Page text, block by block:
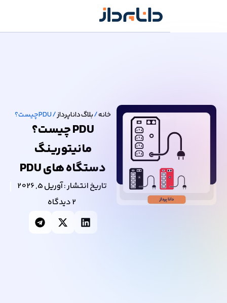
خانه/بلاگ داناپرداز /PDU چیست؟ مانیتورینگ دستگاه های PDU
PDU چیست؟
مانیتورینگ
دستگاه های PDU
تاریخ انتشار :آوریل 5, 2026